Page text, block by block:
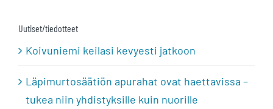
Uutiset/tiedotteet
Koivuniemi keilasi kevyesti jatkoon
Läpimurtosäätiön apurahat ovat haettavissa –
tukea niin yhdistyksille kuin nuorille